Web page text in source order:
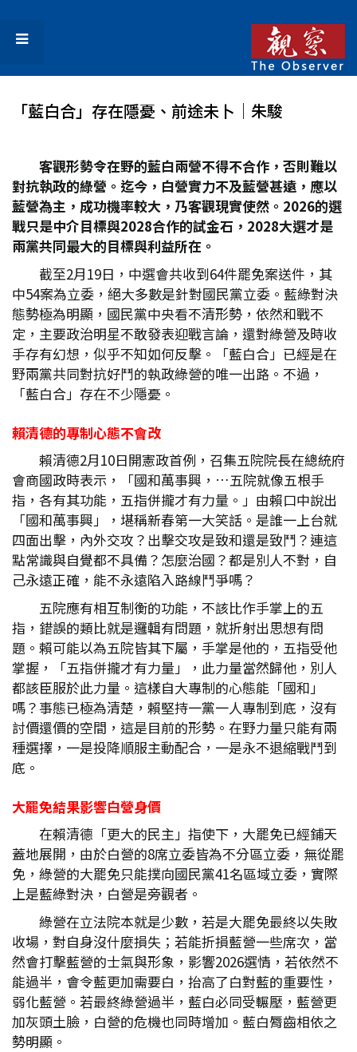
「藍白合」存在隱憂、前途未卜│朱駿
客觀形勢令在野的藍白兩營不得不合作，否則難以
對抗執政的綠營。迄今，白營實力不及藍營甚遠，應以
藍營為主，成功機率較大，乃客觀現實使然。2026的選
戰只是中介目標與2028合作的試金石，2028大選才是
兩黨共同最大的目標與利益所在。
截至2月19日，中選會共收到64件罷免案送件，其
中54案為立委，絕大多數是針對國民黨立委。藍綠對決
態勢極為明顯，國民黨中央看不清形勢，依然和戰不
定，主要政治明星不敢發表迎戰言論，還對綠營及時收
手存有幻想，似乎不知如何反擊。「藍白合」已經是在
野兩黨共同對抗好鬥的執政綠營的唯一出路。不過，
「藍白合」存在不少隱憂。
賴清德的專制心態不會改
賴清德2月10日開憲政首例，召集五院院長在總統府
會商國政時表示，「國和萬事興，…五院就像五根手
指，各有其功能，五指併攏才有力量。」由賴口中說出
「國和萬事興」，堪稱新春第一大笑話。是誰一上台就
四面出擊，內外交攻？出擊交攻是致和還是致鬥？連這
點常識與自覺都不具備？怎麼治國？都是別人不對，自
己永遠正確，能不永遠陷入路線鬥爭嗎？
五院應有相互制衡的功能，不該比作手掌上的五
指，錯誤的類比就是邏輯有問題，就折射出思想有問
題。賴可能以為五院皆其下屬，手掌是他的，五指受他
掌握，「五指併攏才有力量」，此力量當然歸他，別人
都該臣服於此力量。這樣自大專制的心態能「國和」
嗎？事態已極為清楚，賴堅持一黨一人專制到底，沒有
討價還價的空間，這是目前的形勢。在野力量只能有兩
種選擇，一是投降順服主動配合，一是永不退縮戰鬥到
底。
大罷免結果影響白營身價
在賴清德「更大的民主」指使下，大罷免已經鋪天
蓋地展開，由於白營的8席立委皆為不分區立委，無從罷
免，綠營的大罷免只能撲向國民黨41名區域立委，實際
上是藍綠對決，白營是旁觀者。
綠營在立法院本就是少數，若是大罷免最終以失敗
收場，對自身沒什麼損失；若能折損藍營一些席次，當
然會打擊藍營的士氣與形象，影響2026選情，若依然不
能過半，會令藍更加需要白，抬高了白對藍的重要性，
弱化藍營。若最終綠營過半，藍白必同受輾壓，藍營更
加灰頭土臉，白營的危機也同時增加。藍白脣齒相依之
勢明顯。